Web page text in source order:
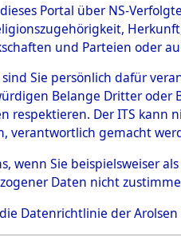
→0036
Portal über NS-
und Parteien oder
Sie persönlich dafür
Belange Dritter
respektieren. Der ITS
verantwortlich gemacht
wenn Sie beispielsweiser
Daten nicht
Datenrichtlinie der Arolsen